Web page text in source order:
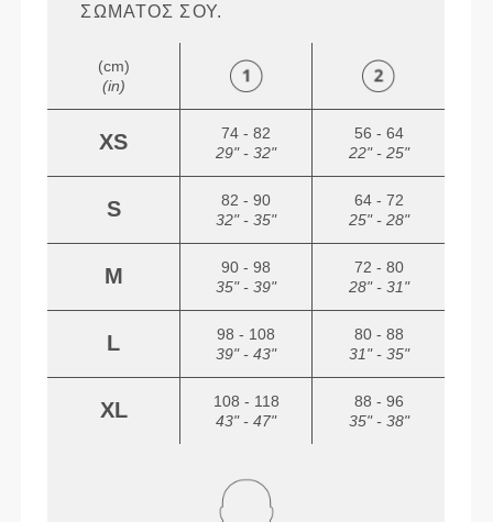
ΣΏΜΑΤΌΣ ΣΟΥ.
(cm)
(in)
XS
74 - 82
29" - 32"
56 - 64
22" - 25"
S
82 - 90
32" - 35"
64 - 72
25" - 28"
M
90 - 98
35" - 39"
72 - 80
28" - 31"
L
98 - 108
39" - 43"
80 - 88
31" - 35"
XL
108 - 118
43" - 47"
88 - 96
35" - 38"